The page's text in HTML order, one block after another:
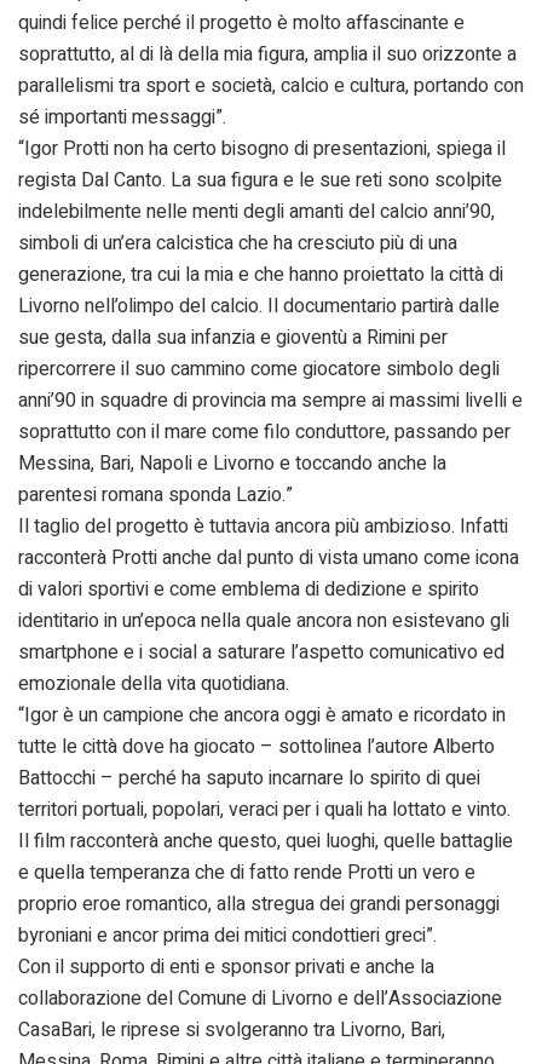
quindi felice perché il progetto è molto affascinante e
soprattutto, al di là della mia figura, amplia il suo orizzonte a
parallelismi tra sport e società, calcio e cultura, portando con
sé importanti messaggi”.
“Igor Protti non ha certo bisogno di presentazioni, spiega il
regista Dal Canto. La sua figura e le sue reti sono scolpite
indelebilmente nelle menti degli amanti del calcio anni’90,
simboli di un’era calcistica che ha cresciuto più di una
generazione, tra cui la mia e che hanno proiettato la città di
Livorno nell’olimpo del calcio. Il documentario partirà dalle
sue gesta, dalla sua infanzia e gioventù a Rimini per
ripercorrere il suo cammino come giocatore simbolo degli
anni’90 in squadre di provincia ma sempre ai massimi livelli e
soprattutto con il mare come filo conduttore, passando per
Messina, Bari, Napoli e Livorno e toccando anche la
parentesi romana sponda Lazio.”
Il taglio del progetto è tuttavia ancora più ambizioso. Infatti
racconterà Protti anche dal punto di vista umano come icona
di valori sportivi e come emblema di dedizione e spirito
identitario in un’epoca nella quale ancora non esistevano gli
smartphone e i social a saturare l’aspetto comunicativo ed
emozionale della vita quotidiana.
“Igor è un campione che ancora oggi è amato e ricordato in
tutte le città dove ha giocato – sottolinea l’autore Alberto
Battocchi – perché ha saputo incarnare lo spirito di quei
territori portuali, popolari, veraci per i quali ha lottato e vinto.
Il film racconterà anche questo, quei luoghi, quelle battaglie
e quella temperanza che di fatto rende Protti un vero e
proprio eroe romantico, alla stregua dei grandi personaggi
byroniani e ancor prima dei mitici condottieri greci”.
Con il supporto di enti e sponsor privati e anche la
collaborazione del Comune di Livorno e dell’Associazione
CasaBari, le riprese si svolgeranno tra Livorno, Bari,